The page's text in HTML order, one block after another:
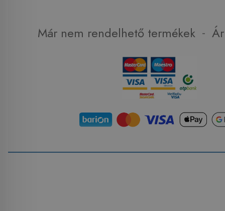
Már nem rendelhető termékek -